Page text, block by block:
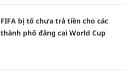
FIFA bị tố chưa trả tiền cho các
thành phố đăng cai World Cup